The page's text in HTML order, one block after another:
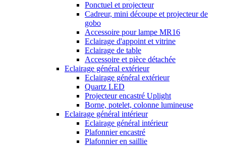
Ponctuel et projecteur
Cadreur, mini découpe et projecteur de
gobo
Accessoire pour lampe MR16
Eclairage d'appoint et vitrine
Eclairage de table
Accessoire et pièce détachée
Eclairage général extérieur
Eclairage général extérieur
Quartz LED
Projecteur encastré Uplight
Borne, potelet, colonne lumineuse
Eclairage général intérieur
Eclairage général intérieur
Plafonnier encastré
Plafonnier en saillie